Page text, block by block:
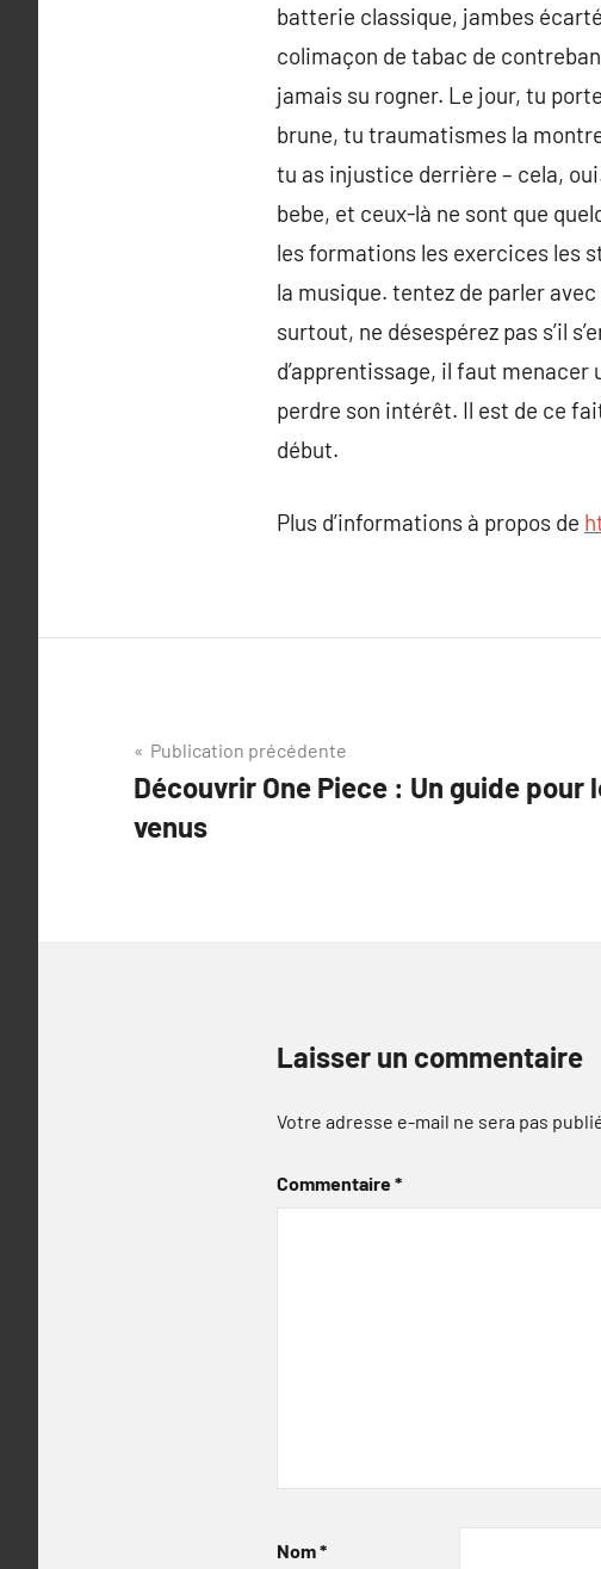
batterie classique, jambes
colimaçon de tabac de
jamais su rogner. Le jour, tu
brune, tu traumatismes la
tu as injustice derrière – cela,
bebe, et ceux-là ne sont que
les formations les exercices les
la musique. tentez de parler
surtout, ne désespérez pas s’il
d’apprentissage, il faut
perdre son intérêt. Il est de ce
début.
Plus d’informations à propos de
Navigation
de
l’article
Publication précédente
Découvrir One Piece : Un guide pour
venus
Laisser un commentaire
Votre adresse e-mail ne sera pas
Commentaire*
Nom*